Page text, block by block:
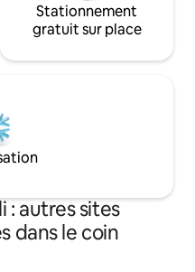
Stationnement
gratuit sur place
: autres sites
dans le coin